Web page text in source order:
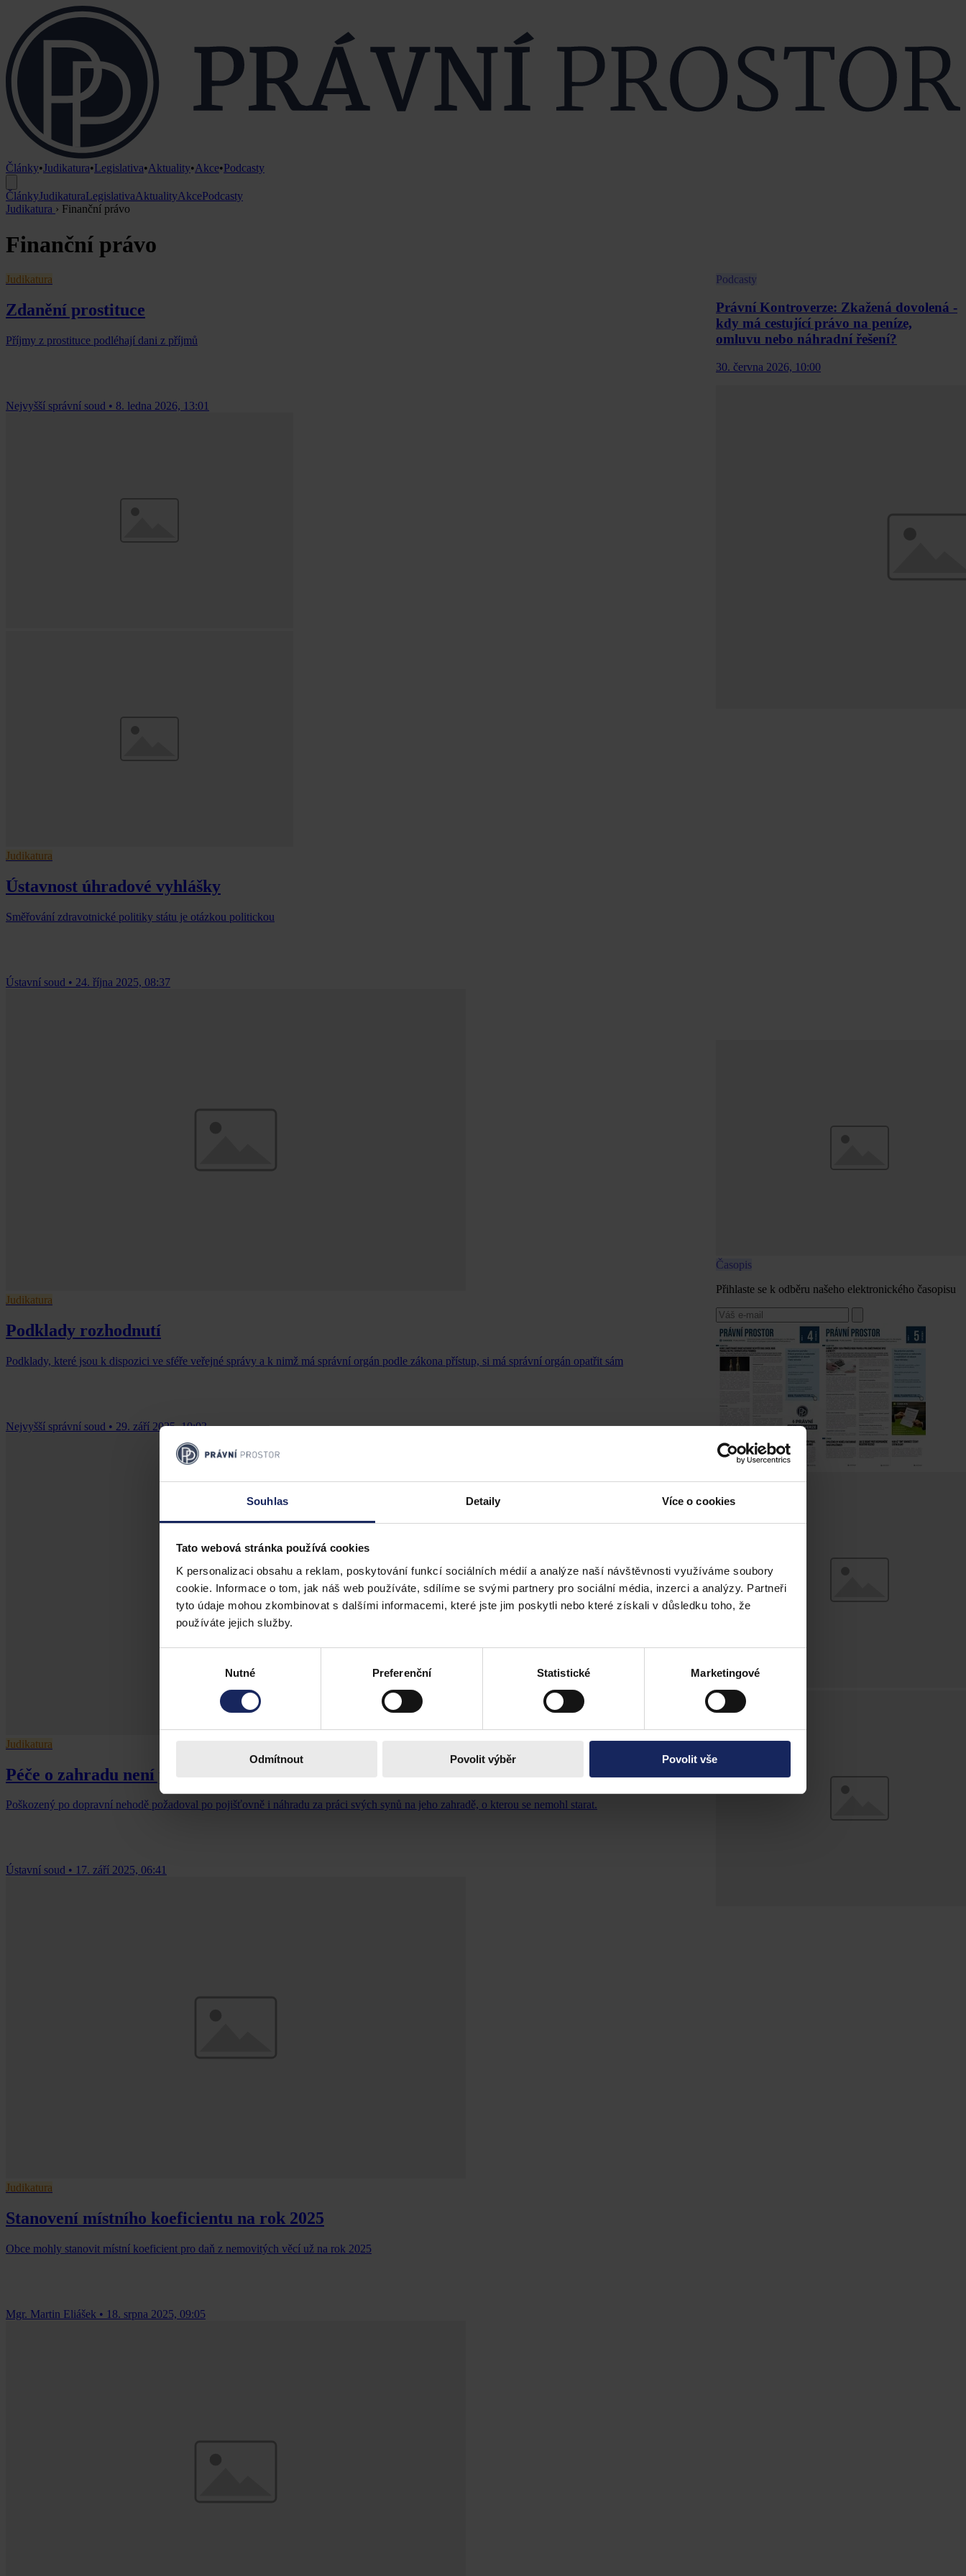
Souhlas Detaily Více o cookies
Tato webová stránka používá cookies
K personalizaci obsahu a reklam, poskytování funkcí sociálních médií a analýze naší návštěvnosti využíváme soubory
cookie. Informace o tom, jak náš web používáte, sdílíme se svými partnery pro sociální média, inzerci a analýzy. Partneři
tyto údaje mohou zkombinovat s dalšími informacemi, které jste jim poskytli nebo které získali v důsledku toho, že
používáte jejich služby.
Nutné Preferenční Statistické Marketingové
Odmítnout Povolit výběr Povolit vše
Články•Judikatura•Legislativa•Aktuality•Akce•Podcasty
ČlánkyJudikaturaLegislativaAktualityAkcePodcasty
Judikatura › Finanční právo
Finanční právo
Judikatura
Zdanění prostituce
Příjmy z prostituce podléhají dani z příjmů
Nejvyšší správní soud • 8. ledna 2026, 13:01
Judikatura
Ústavnost úhradové vyhlášky
Směřování zdravotnické politiky státu je otázkou politickou
Ústavní soud • 24. října 2025, 08:37
Judikatura
Podklady rozhodnutí
Podklady, které jsou k dispozici ve sféře veřejné správy a k nimž má správní orgán podle zákona přístup, si má správní orgán opatřit sám
Nejvyšší správní soud • 29. září 2025, 10:03
Judikatura
Péče o zahradu není péče o domácnost
Poškozený po dopravní nehodě požadoval po pojišťovně i náhradu za práci svých synů na jeho zahradě, o kterou se nemohl starat.
Ústavní soud • 17. září 2025, 06:41
Judikatura
Stanovení místního koeficientu na rok 2025
Obce mohly stanovit místní koeficient pro daň z nemovitých věcí už na rok 2025
Mgr. Martin Eliášek • 18. srpna 2025, 09:05
Podcasty
Právní Kontroverze: Zkažená dovolená -
kdy má cestující právo na peníze,
omluvu nebo náhradní řešení?
30. června 2026, 10:00
Časopis
Přihlaste se k odběru našeho elektronického časopisu